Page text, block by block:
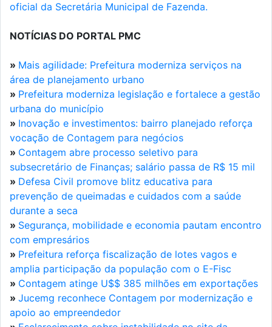
oficial da Secretária Municipal de Fazenda.
NOTÍCIAS DO PORTAL PMC
» Mais agilidade: Prefeitura moderniza serviços na
área de planejamento urbano
» Prefeitura moderniza legislação e fortalece a gestão
urbana do município
» Inovação e investimentos: bairro planejado reforça
vocação de Contagem para negócios
» Contagem abre processo seletivo para
subsecretário de Finanças; salário passa de R$ 15 mil
» Defesa Civil promove blitz educativa para
prevenção de queimadas e cuidados com a saúde
durante a seca
» Segurança, mobilidade e economia pautam encontro
com empresários
» Prefeitura reforça fiscalização de lotes vagos e
amplia participação da população com o E-Fisc
» Contagem atinge U$$ 385 milhões em exportações
» Jucemg reconhece Contagem por modernização e
apoio ao empreendedor